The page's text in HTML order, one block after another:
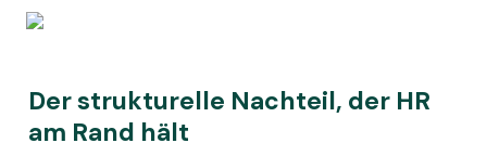
Der strukturelle Nachteil, der HR
am Rand hält